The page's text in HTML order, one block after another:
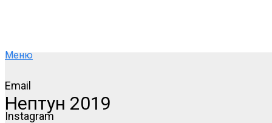
Меню
Email
Instagram
Нептун 2019